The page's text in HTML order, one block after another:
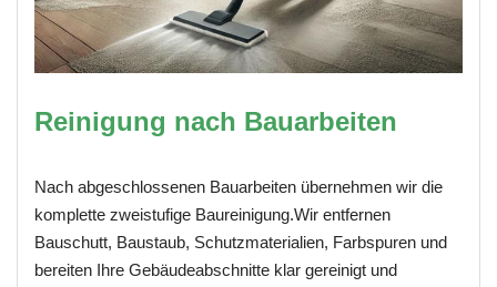
Reinigung nach Bauarbeiten
Nach abgeschlossenen Bauarbeiten übernehmen wir die
komplette zweistufige Baureinigung.Wir entfernen
Bauschutt, Baustaub, Schutzmaterialien, Farbspuren und
bereiten Ihre Gebäudeabschnitte klar gereinigt und